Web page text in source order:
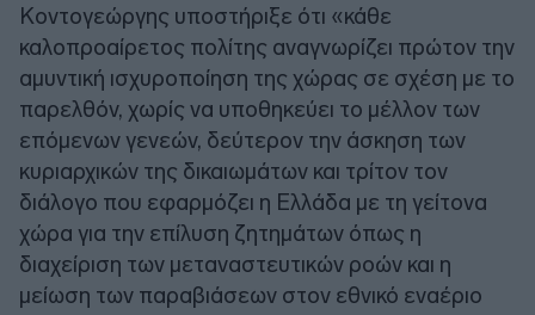
Κοντογεώργης υποστήριξε ότι «κάθε
καλοπροαίρετος πολίτης αναγνωρίζει πρώτον την
αμυντική ισχυροποίηση της χώρας σε σχέση με το
παρελθόν, χωρίς να υποθηκεύει το μέλλον των
επόμενων γενεών, δεύτερον την άσκηση των
κυριαρχικών της δικαιωμάτων και τρίτον τον
διάλογο που εφαρμόζει η Ελλάδα με τη γείτονα
χώρα για την επίλυση ζητημάτων όπως η
διαχείριση των μεταναστευτικών ροών και η
μείωση των παραβιάσεων στον εθνικό εναέριο